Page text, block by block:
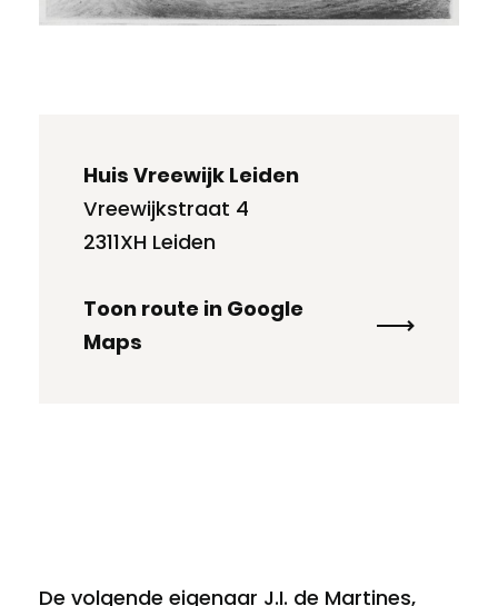
Huis Vreewijk Leiden
Vreewijkstraat 4
2311XH Leiden
Toon route in Google
Maps
De volgende eigenaar J.I. de Martines,